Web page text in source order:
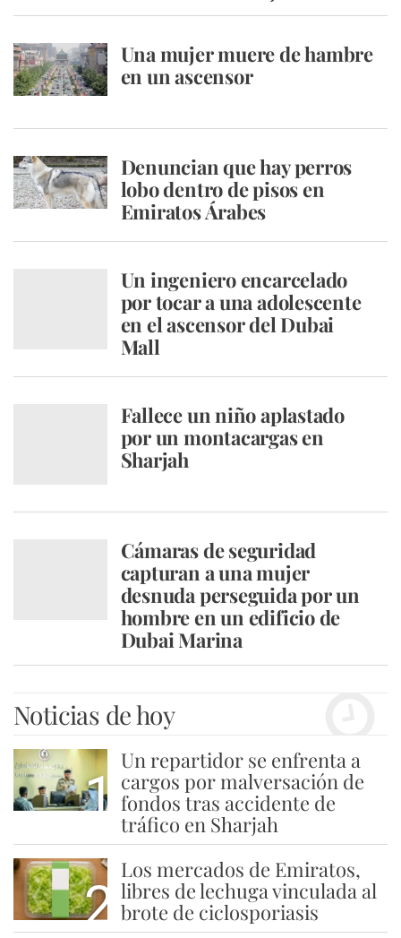
Una mujer muere de hambre
en un ascensor
Denuncian que hay perros
lobo dentro de pisos en
Emiratos Árabes
Un ingeniero encarcelado
por tocar a una adolescente
en el ascensor del Dubai
Mall
Fallece un niño aplastado
por un montacargas en
Sharjah
Cámaras de seguridad
capturan a una mujer
desnuda perseguida por un
hombre en un edificio de
Dubai Marina
Noticias de hoy
1
Un repartidor se enfrenta a
cargos por malversación de
fondos tras accidente de
tráfico en Sharjah
2
Los mercados de Emiratos,
libres de lechuga vinculada al
brote de ciclosporiasis